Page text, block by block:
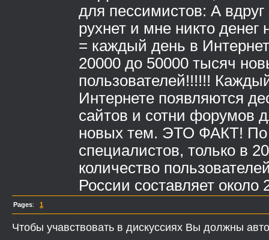
для пессимистов: А вдруг
рухнет и мне никто
= каждый день в
20000 до 50000 тысяч
пользователей!!!!!!
Интернете появляются
сайтов и сотни форумов
новых тем. ЭТО ФАКТ!
специалистов, только в
количество
России составляет
Pages: 1
Чтобы учавствовать в дискуссиях Вы должны